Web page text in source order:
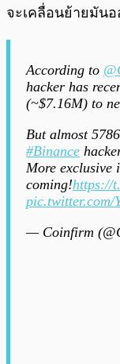
จะเคลื่อนย้ายมันอ
According to
hacker has
(~$7.16M) to
But almost
#Binance
More exclusive
coming!https://
pic.twitter.com/
— Coinfirm